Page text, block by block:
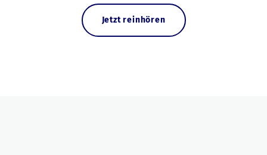
Jetzt reinhören